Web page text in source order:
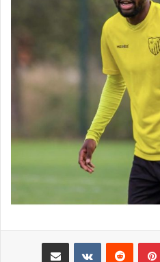
بينتيريست
مشاركة عبر البريد